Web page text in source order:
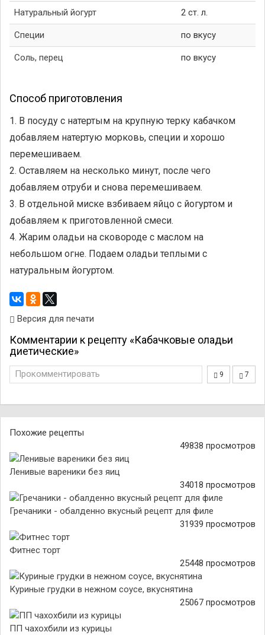
Натуральный йогурт 2 ст. л.
Специи по вкусу
Соль, перец по вкусу
Способ приготовления
1. В посуду с натертым на крупную терку кабачком
добавляем натертую морковь, специи и хорошо
перемешиваем.
2. Оставляем на несколько минут, после чего
добавляем отруби и снова перемешиваем.
3. В отдельной миске взбиваем яйцо с йогуртом и
добавляем к приготовленной смеси.
4. Жарим оладьи на сковороде с маслом на
небольшом огне. Подаем оладьи теплыми с
натуральным йогуртом.
Версия для печати
Комментарии к рецепту «Кабачковые оладьи
диетические»
9 7
Прокомментировать
Похожие рецепты
49838 просмотров
Ленивые вареники без яиц
34018 просмотров
Гречаники - обалденно вкусный рецепт для филе
31939 просмотров
Фитнес торт
25448 просмотров
Куриные грудки в нежном соусе, вкуснятина
25067 просмотров
ПП чахохбили из курицы